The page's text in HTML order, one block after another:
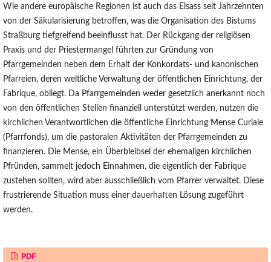
Wie andere europäische Regionen ist auch das Elsass seit Jahrzehnten
von der Säkularisierung betroffen, was die Organisation des Bistums
Straßburg tiefgreifend beeinflusst hat. Der Rückgang der religiösen
Praxis und der Priestermangel führten zur Gründung von
Pfarrgemeinden neben dem Erhalt der Konkordats- und kanonischen
Pfarreien, deren weltliche Verwaltung der öffentlichen Einrichtung, der
Fabrique, obliegt. Da Pfarrgemeinden weder gesetzlich anerkannt noch
von den öffentlichen Stellen finanziell unterstützt werden, nutzen die
kirchlichen Verantwortlichen die öffentliche Einrichtung Mense Curiale
(Pfarrfonds), um die pastoralen Aktivitäten der Pfarrgemeinden zu
finanzieren. Die Mense, ein Überbleibsel der ehemaligen kirchlichen
Pfründen, sammelt jedoch Einnahmen, die eigentlich der Fabrique
zustehen sollten, wird aber ausschließlich vom Pfarrer verwaltet. Diese
frustrierende Situation muss einer dauerhaften Lösung zugeführt
werden.
PDF